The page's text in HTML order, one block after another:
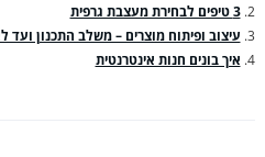
3 טיפים לבחירת מעצבת גרפית
עיצוב ופיתוח מוצרים – משלב התכנון ועד
איך בונים חנות אינטרנטית